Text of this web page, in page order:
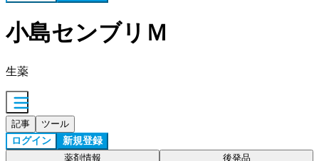
小島センブリＭ
生薬
記事 ツール
ログイン 新規登録
薬剤情報 後発品